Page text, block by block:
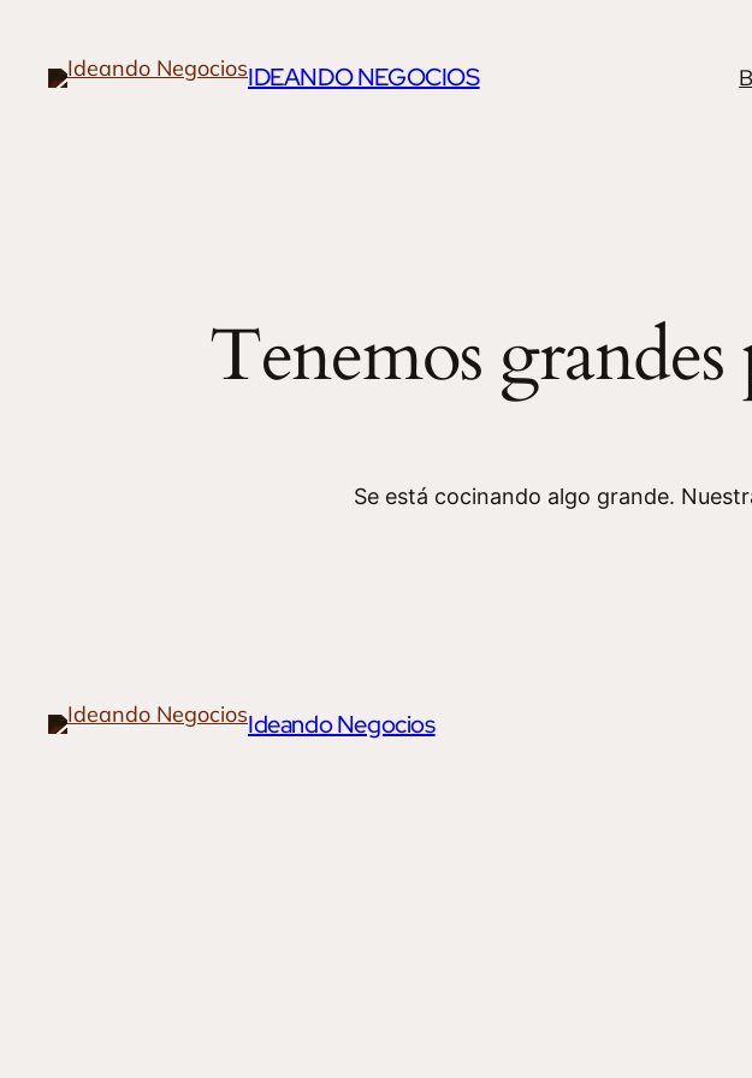
IDEANDO NEGOCIOS
Tenemos
Se está cocinando algo grande.
Ideando Negocios